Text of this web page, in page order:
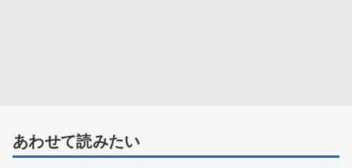
あわせて読みたい